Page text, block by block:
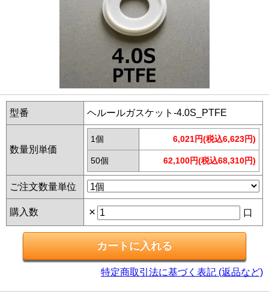
型番 ヘルールガスケット-4.0S_PTFE
数量別単価
1個 6,021円(税込6,623円)
50個 62,100円(税込68,310円)
ご注文数量単位
購入数 × 口
特定商取引法に基づく表記 (返品など)